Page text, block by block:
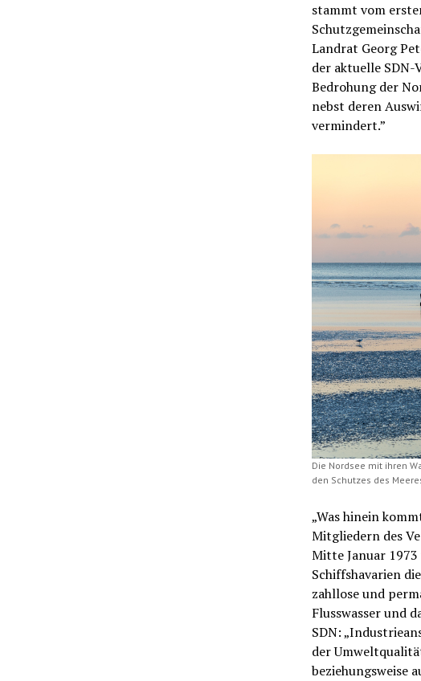
stammt vom
Landrat Georg
der aktuelle SDN-
Bedrohung der
nebst deren
vermindert.”
Die Nordsee mit ihren
den Schutzes des
„Was hinein
Mitgliedern des
Mitte Januar
Schiffshavarien
zahllose und
Flusswasser und
SDN:
der
beziehungsweise